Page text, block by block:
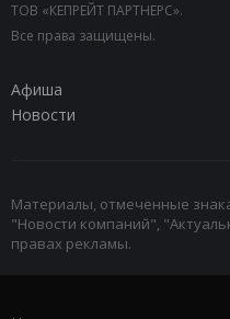
ТОВ «КЕПРЕЙТ ПАРТНЕРС».
Все права защищены.
Афиша
Новости
Материалы, отмеченные
"Новости компаний",
правах рекламы.